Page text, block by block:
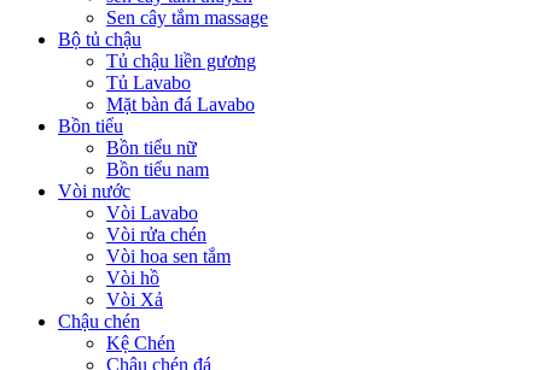
Sen cây tắm massage
Bộ tủ chậu
Tủ chậu liền gương
Tủ Lavabo
Mặt bàn đá Lavabo
Bồn tiểu
Bồn tiểu nữ
Bồn tiểu nam
Vòi nước
Vòi Lavabo
Vòi rửa chén
Vòi hoa sen tắm
Vòi hồ
Vòi Xả
Chậu chén
Kệ Chén
Chậu chén đá